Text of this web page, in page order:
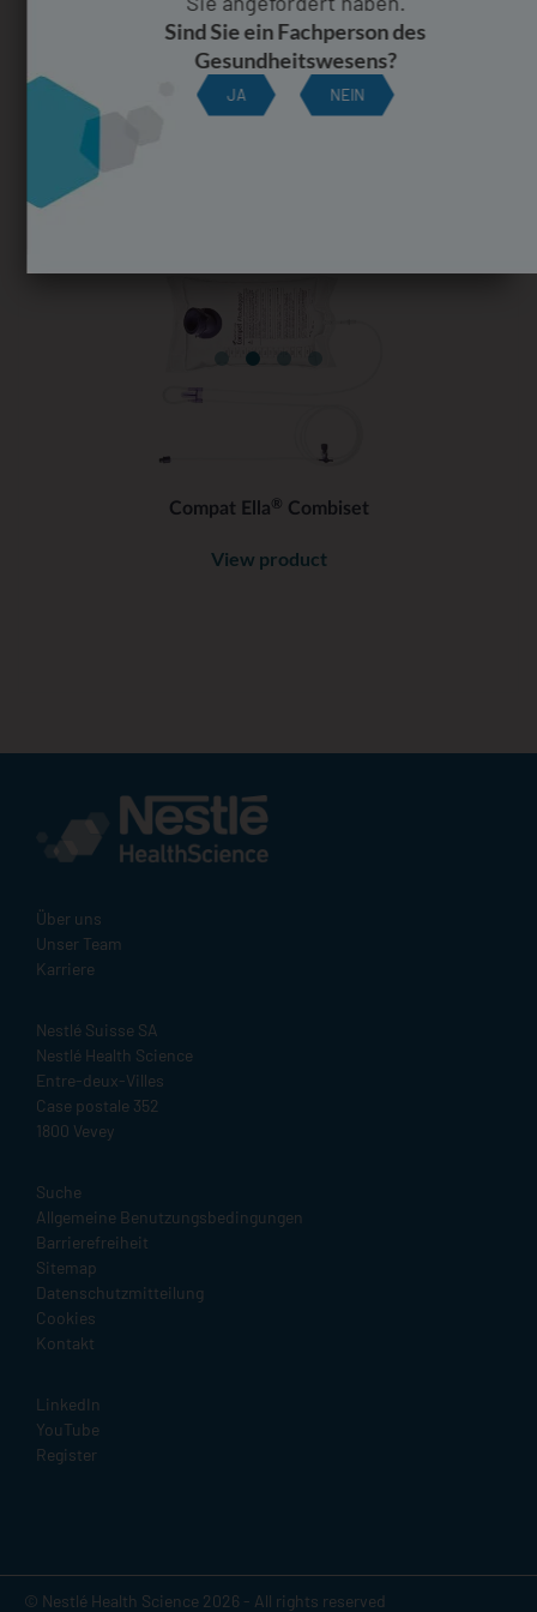
COMPAT ELLA® ASSORTIMENT FÜR
ENTERALE ERNÄHRUNG
Die Compat Ella
enterale Ernährungspumpe mit benutzerfreundlichem
Compat Ella ® Combiset
View product
Über uns
Unser Team
Karriere
Nestlé Suisse SA
Nestlé Health Science
Entre-deux-Villes
Case postale 352
1800 Vevey
Legal
Suche
Allgemeine Benutzungsbedingungen
Barrierefreiheit
Sitemap
Datenschutzmitteilung
Cookies
Kontakt
Social
LinkedIn
YouTube
Register
© Nestlé Health Science 2026 - All rights reserved
Sind Sie ein Fachperson des
Gesundheitswesens?
JA NEIN